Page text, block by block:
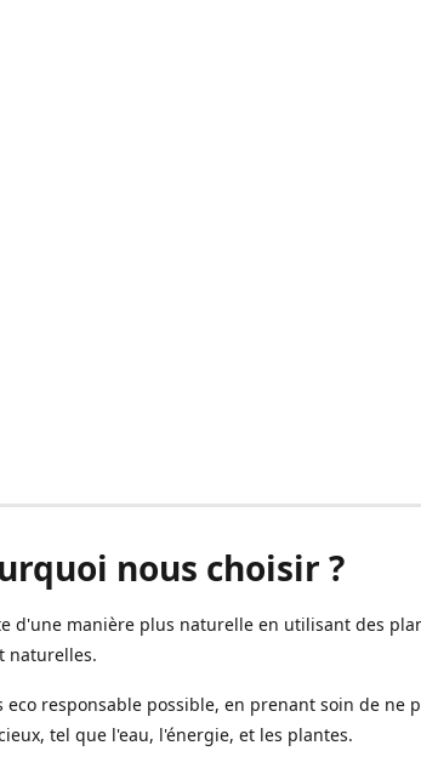
nous choisir ?
d'une manière plus naturelle en utilisant des
naturelles.
responsable possible, en prenant soin de ne
tel que l'eau, l'énergie, et les plantes.